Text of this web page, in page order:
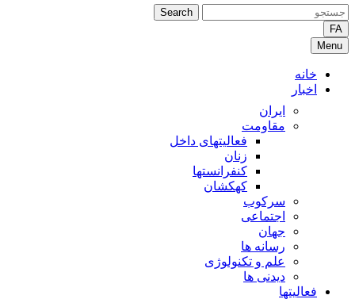
Search
FA
Menu
خانه
اخبار
ایران
مقاومت
فعالیتهای داخل
زنان
کنفرانستها
کهکشان
سرکوب
اجتماعی
جهان
رسانه ها
علم و تکنولوژی
دیدنی ها
فعالیتها